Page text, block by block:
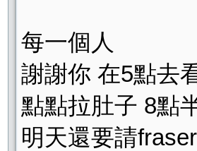
每一個人
謝謝你 在5點去
點點拉肚子 8點
明天還要請